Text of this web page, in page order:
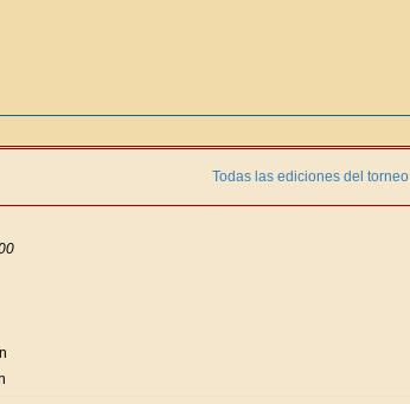
Todas las ediciones del torneo